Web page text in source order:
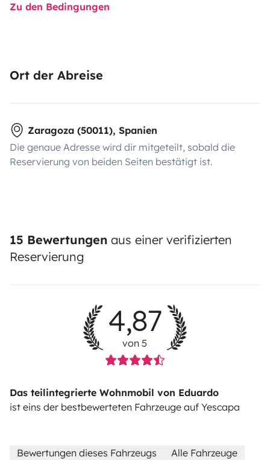
Zu den Bedingungen
Ort der Abreise
Zaragoza (50011), Spanien
Die genaue Adresse wird dir mitgeteilt, sobald die
Reservierung von beiden Seiten bestätigt ist.
15 Bewertungen aus einer verifizierten
Reservierung
4,87
von 5
Das teilintegrierte Wohnmobil von Eduardo
ist eins der bestbewerteten Fahrzeuge auf Yescapa
Bewertungen dieses Fahrzeugs Alle Fahrzeuge